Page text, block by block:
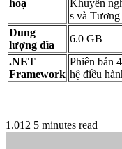
hoạ
Khuyến
s và
Dung
lượng đĩa
6.0 GB
.NET
Framework
Phiên bản
hệ điều
1.012 5 minutes read